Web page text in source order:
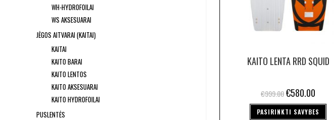
KAITO LENTA RRD SQUID
€999.00€580.00
PASIRINKTI SAVYBES
WH-HYDROFOILAI
WS AKSESUARAI
JĖGOS AITVARAI (KAITAI)
KAITAI
KAITO BARAI
KAITO LENTOS
KAITO AKSESUARAI
KAITO HYDROFOILAI
PUSLENTĖS